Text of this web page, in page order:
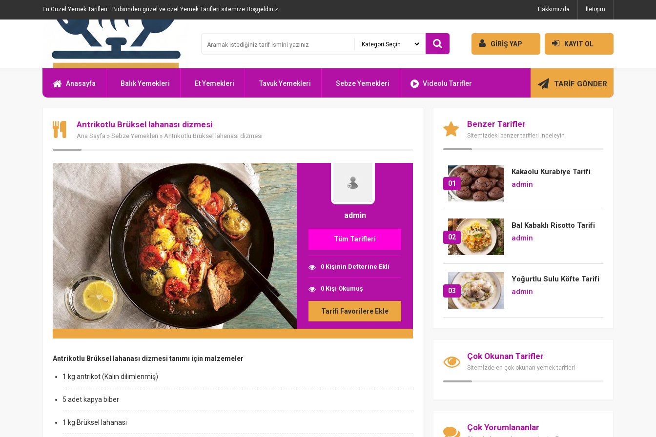
En Güzel Yemek Tarifleri Birbirinden güzel ve özel Yemek Tarifleri sitemize Hoşgeldiniz. Hakkımızda İletişim
GİRİŞ YAP KAYIT OL
Anasayfa Balık Yemekleri Et Yemekleri Tavuk Yemekleri Sebze Yemekleri Videolu Tarifler TARİF GÖNDER
Antrikotlu Brüksel lahanası dizmesi
Ana Sayfa » Sebze Yemekleri » Antrikotlu Brüksel lahanası dizmesi
admin
Tüm Tarifleri
0 Kişinin Defterine Ekli
0 Kişi Okumuş
Tarifi Favorilere Ekle
Antrikotlu Brüksel lahanası dizmesi tanımı için malzemeler
1 kg antrikot (Kalın dilimlenmiş)
5 adet kapya biber
1 kg Brüksel lahanası
Benzer Tarifler
Sitemizdeki benzer tarifleri inceleyin
01
Kakaolu Kurabiye Tarifi
admin
02
Bal Kabaklı Risotto Tarifi
admin
03
Yoğurtlu Sulu Köfte Tarifi
admin
Çok Okunan Tarifler
Sitemizde en çok okunan yemek tarifleri
Çok Yorumlananlar